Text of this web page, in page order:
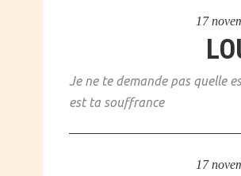
17
Je ne te demande pas quelle
est ta souffrance
17